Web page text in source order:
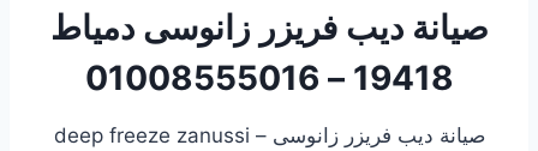
صيانة ديب فريزر زانوسى دمياط
19418 – 01008555016
صيانة ديب فريزر زانوسى – deep freeze zanussi